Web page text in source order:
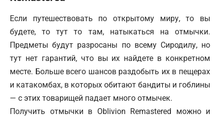
Если путешествовать по открытому миру, то вы
будете, то тут то там, натыкаться на отмычки.
Предметы будут разросаны по всему Сиродилу, но
тут нет гарантий, что вы их найдете в конкретном
месте. Больше всего шансов раздобыть их в пещерах
и катакомбах, в которых обитают бандиты и гоблины
— с этих товарищей падает много отмычек.
Получить отмычки в Oblivion Remastered можно и